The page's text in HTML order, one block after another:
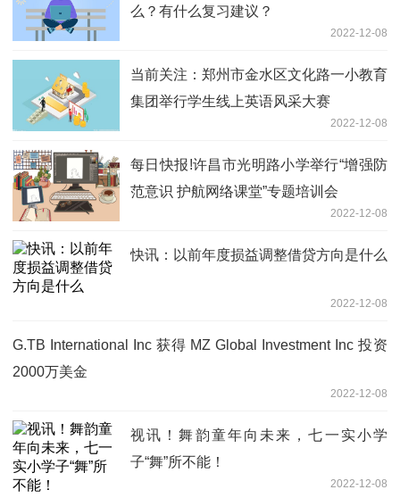
么？有什么复习建议？
2022-12-08
当前关注：郑州市金水区文化路一小教育
集团举行学生线上英语风采大赛
2022-12-08
每日快报!许昌市光明路小学举行“增强防
范意识 护航网络课堂”专题培训会
2022-12-08
快讯：以前年度损益调整借贷方向是什么
2022-12-08
G.TB International Inc 获得 MZ Global Investment Inc 投资
2000万美金
2022-12-08
视讯！舞韵童年向未来，七一实小学
子“舞”所不能！
2022-12-08